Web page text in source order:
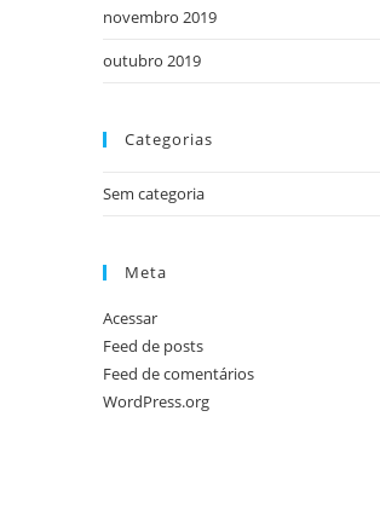
novembro 2019
outubro 2019
Categorias
Sem categoria
Meta
Acessar
Feed de posts
Feed de comentários
WordPress.org